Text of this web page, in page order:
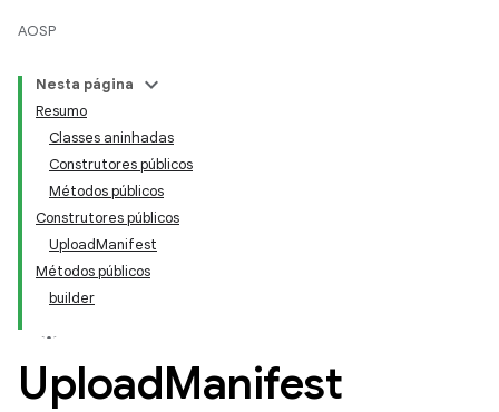
AOSP
Nesta página
Resumo
Classes aninhadas
Construtores públicos
Métodos públicos
Construtores públicos
UploadManifest
Métodos públicos
builder
UploadManifest